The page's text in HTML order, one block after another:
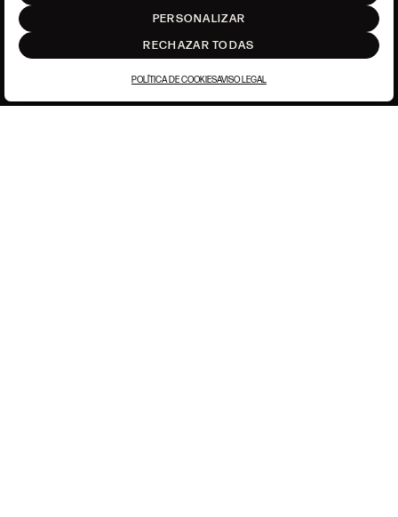
PERSONALIZAR
RECHAZAR TODAS
POLÍTICA DE COOKIESAVISO LEGAL